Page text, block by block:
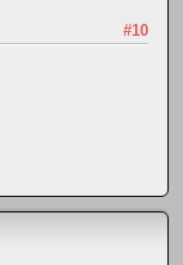
#10